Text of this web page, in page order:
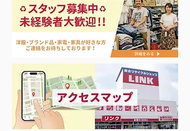
バカラ シャンパングラ
ス買取！